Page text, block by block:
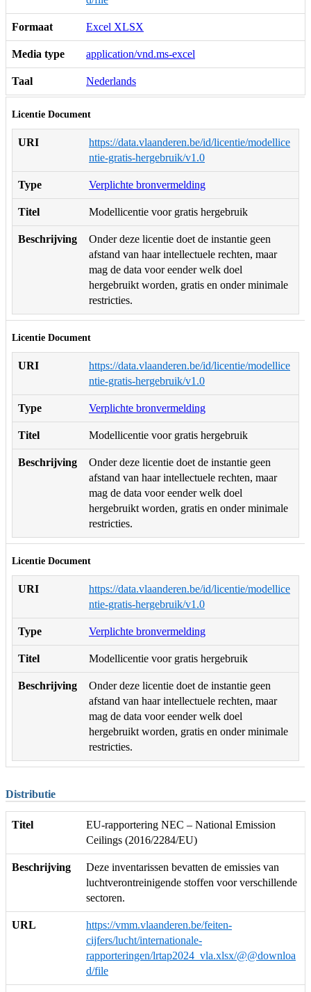
Formaat Excel XLSX
Media type application/vnd.ms-excel
Taal Nederlands
Licentie Document
URI
https://data.vlaanderen.be/id/licentie/modellice
ntie-gratis-hergebruik/v1.0
Type Verplichte bronvermelding
Titel Modellicentie voor gratis hergebruik
Beschrijving
Onder deze licentie doet de instantie geen
afstand van haar intellectuele rechten, maar
mag de data voor eender welk doel
hergebruikt worden, gratis en onder minimale
restricties.
Licentie Document
URI
https://data.vlaanderen.be/id/licentie/modellice
ntie-gratis-hergebruik/v1.0
Type Verplichte bronvermelding
Titel Modellicentie voor gratis hergebruik
Beschrijving
Onder deze licentie doet de instantie geen
afstand van haar intellectuele rechten, maar
mag de data voor eender welk doel
hergebruikt worden, gratis en onder minimale
restricties.
Licentie Document
URI
https://data.vlaanderen.be/id/licentie/modellice
ntie-gratis-hergebruik/v1.0
Type Verplichte bronvermelding
Titel Modellicentie voor gratis hergebruik
Beschrijving
Onder deze licentie doet de instantie geen
afstand van haar intellectuele rechten, maar
mag de data voor eender welk doel
hergebruikt worden, gratis en onder minimale
restricties.
Distributie
Titel
EU-rapportering NEC – National Emission
Ceilings (2016/2284/EU)
Beschrijving
Deze inventarissen bevatten de emissies van
luchtverontreinigende stoffen voor verschillende
sectoren.
URL
https://vmm.vlaanderen.be/feiten-
cijfers/lucht/internationale-
rapporteringen/lrtap2024_vla.xlsx/@@downloa
d/file